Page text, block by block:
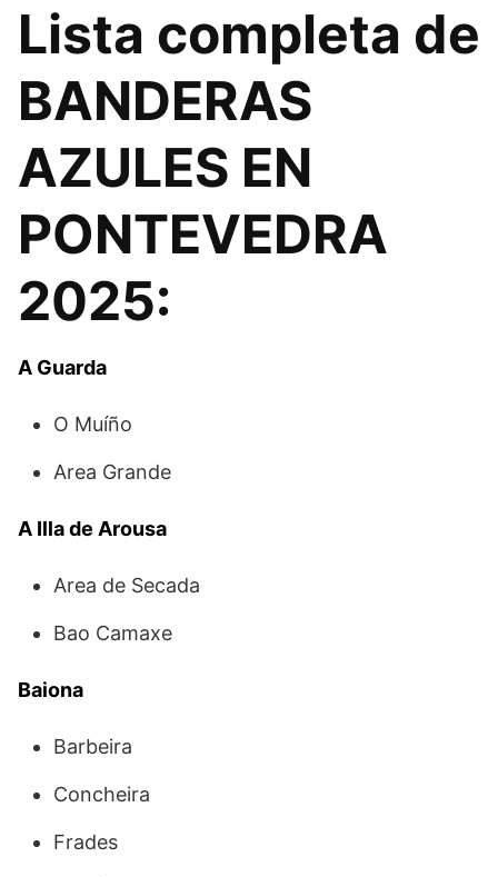
Lista completa de
BANDERAS
AZULES EN
PONTEVEDRA
2025:
A Guarda
O Muíño
Area Grande
A Illa de Arousa
Area de Secada
Bao Camaxe
Baiona
Barbeira
Concheira
Frades